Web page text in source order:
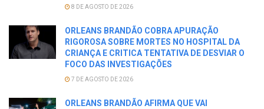
8 DE AGOSTO DE 2026
ORLEANS BRANDÃO COBRA APURAÇÃO
RIGOROSA SOBRE MORTES NO HOSPITAL DA
CRIANÇA E CRITICA TENTATIVA DE DESVIAR O
FOCO DAS INVESTIGAÇÕES
7 DE AGOSTO DE 2026
ORLEANS BRANDÃO AFIRMA QUE VAI